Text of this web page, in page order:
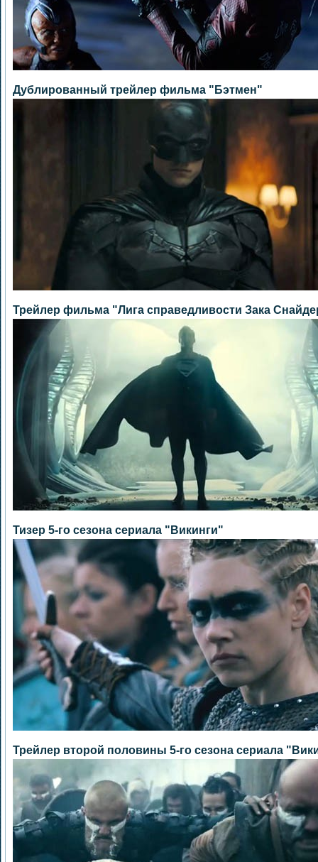
Дублированный трейлер фильма "Бэтмен"
Трейлер фильма "Лига справедливости Зака
Тизер 5-го сезона сериала "Викинги"
Трейлер второй половины 5-го сезона сериала